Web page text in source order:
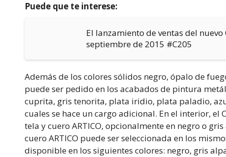
Puede que te interese:
El lanzamiento de ventas del nuevo
septiembre de 2015 #C205
Además de los colores sólidos negro, ópalo de
puede ser pedido en los acabados de pintura
cuprita, gris tenorita, plata iridio, plata paladio,
cuales se hace un cargo adicional. En el interior,
tela y cuero ARTICO, opcionalmente en negro o
cuero ARTICO puede ser seleccionada en los
disponible en los siguientes colores: negro, gris